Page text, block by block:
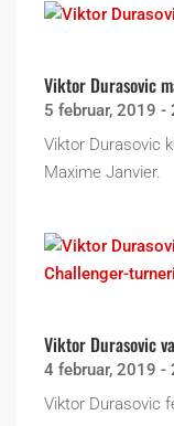
Viktor Durasovic
5 februar, 2019 -
Viktor Durasovic
Maxime Janvier.
Viktor Durasovic
4 februar, 2019 -
Viktor Durasovic